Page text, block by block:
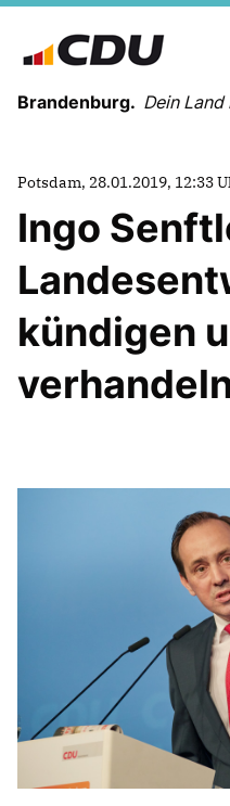
Brandenburg. Dein Land
VEREINIGUNGEN
IM
IN DER
IM
IM
WICHTIGE
Potsdam, 28.01.2019, 12:33
Ingo
kündigen